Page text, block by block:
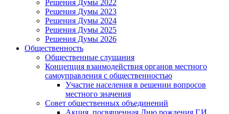
Решения Думы 2022
Решения Думы 2023
Решения Думы 2024
Решения Думы 2025
Решения Думы 2026
Общественность
Общественные слушания
Концепция взаимодействия органов местного
самоуправления с общественностью
Участие населения в решении вопросов
местного значения
Совет общественных объединений
Акция, посвященная Дню рождения Г.И.